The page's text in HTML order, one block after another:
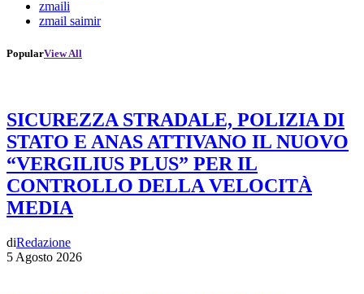
zmaili
zmail saimir
PopularView All
SICUREZZA STRADALE, POLIZIA DI
STATO E ANAS ATTIVANO IL NUOVO
“VERGILIUS PLUS” PER IL
CONTROLLO DELLA VELOCITÀ
MEDIA
diRedazione
5 Agosto 2026